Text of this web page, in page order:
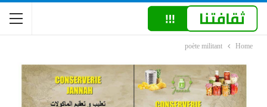
Home
poète militant